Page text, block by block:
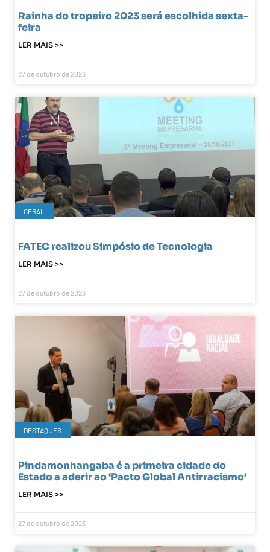
Rainha do tropeiro 2023 será escolhida sexta-
feira
LER MAIS >>
27 de outubro de 2023
GERAL
FATEC realizou Simpósio de Tecnologia
LER MAIS >>
27 de outubro de 2023
DESTAQUES
Pindamonhangaba é a primeira cidade do
Estado a aderir ao ‘Pacto Global Antirracismo’
LER MAIS >>
27 de outubro de 2023